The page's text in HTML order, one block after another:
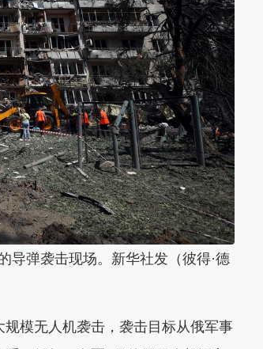
导弹袭击现场。新华社发（彼得·德
模无人机袭击，袭击目标从俄军事